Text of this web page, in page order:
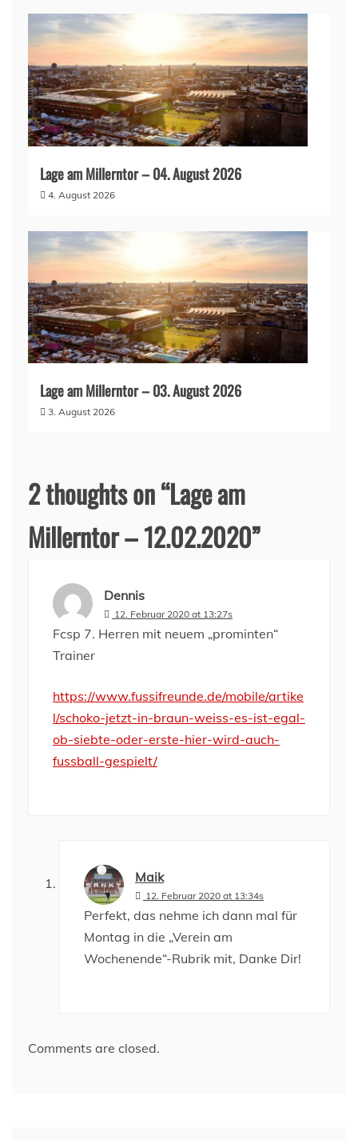
Lage am Millerntor – 04. August 2026
4. August 2026
Lage am Millerntor – 03. August 2026
3. August 2026
2 thoughts on “Lage am
Millerntor – 12.02.2020”
Dennis
12. Februar 2020 at 13:27s
Fcsp 7. Herren mit neuem „prominten“
Trainer
https://www.fussifreunde.de/mobile/artike
l/schoko-jetzt-in-braun-weiss-es-ist-egal-
ob-siebte-oder-erste-hier-wird-auch-
fussball-gespielt/
Maik
12. Februar 2020 at 13:34s
Perfekt, das nehme ich dann mal für
Montag in die „Verein am
Wochenende“-Rubrik mit, Danke Dir!
Comments are closed.